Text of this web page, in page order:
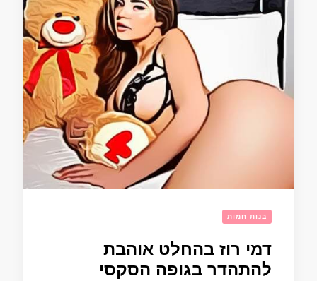
בנות חמות
דמי רוז בהחלט אוהבת
להתהדר בגופה הסקסי